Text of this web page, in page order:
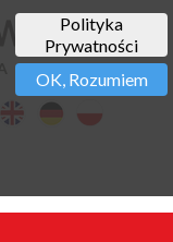
Polityka
Prywatności
OK, Rozumiem